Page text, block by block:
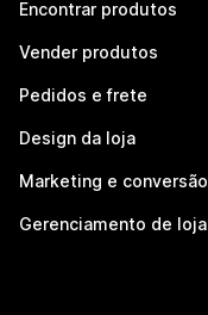
Encontrar produtos
Vender produtos
Pedidos e frete
Design da loja
Marketing e conversão
Gerenciamento de loja